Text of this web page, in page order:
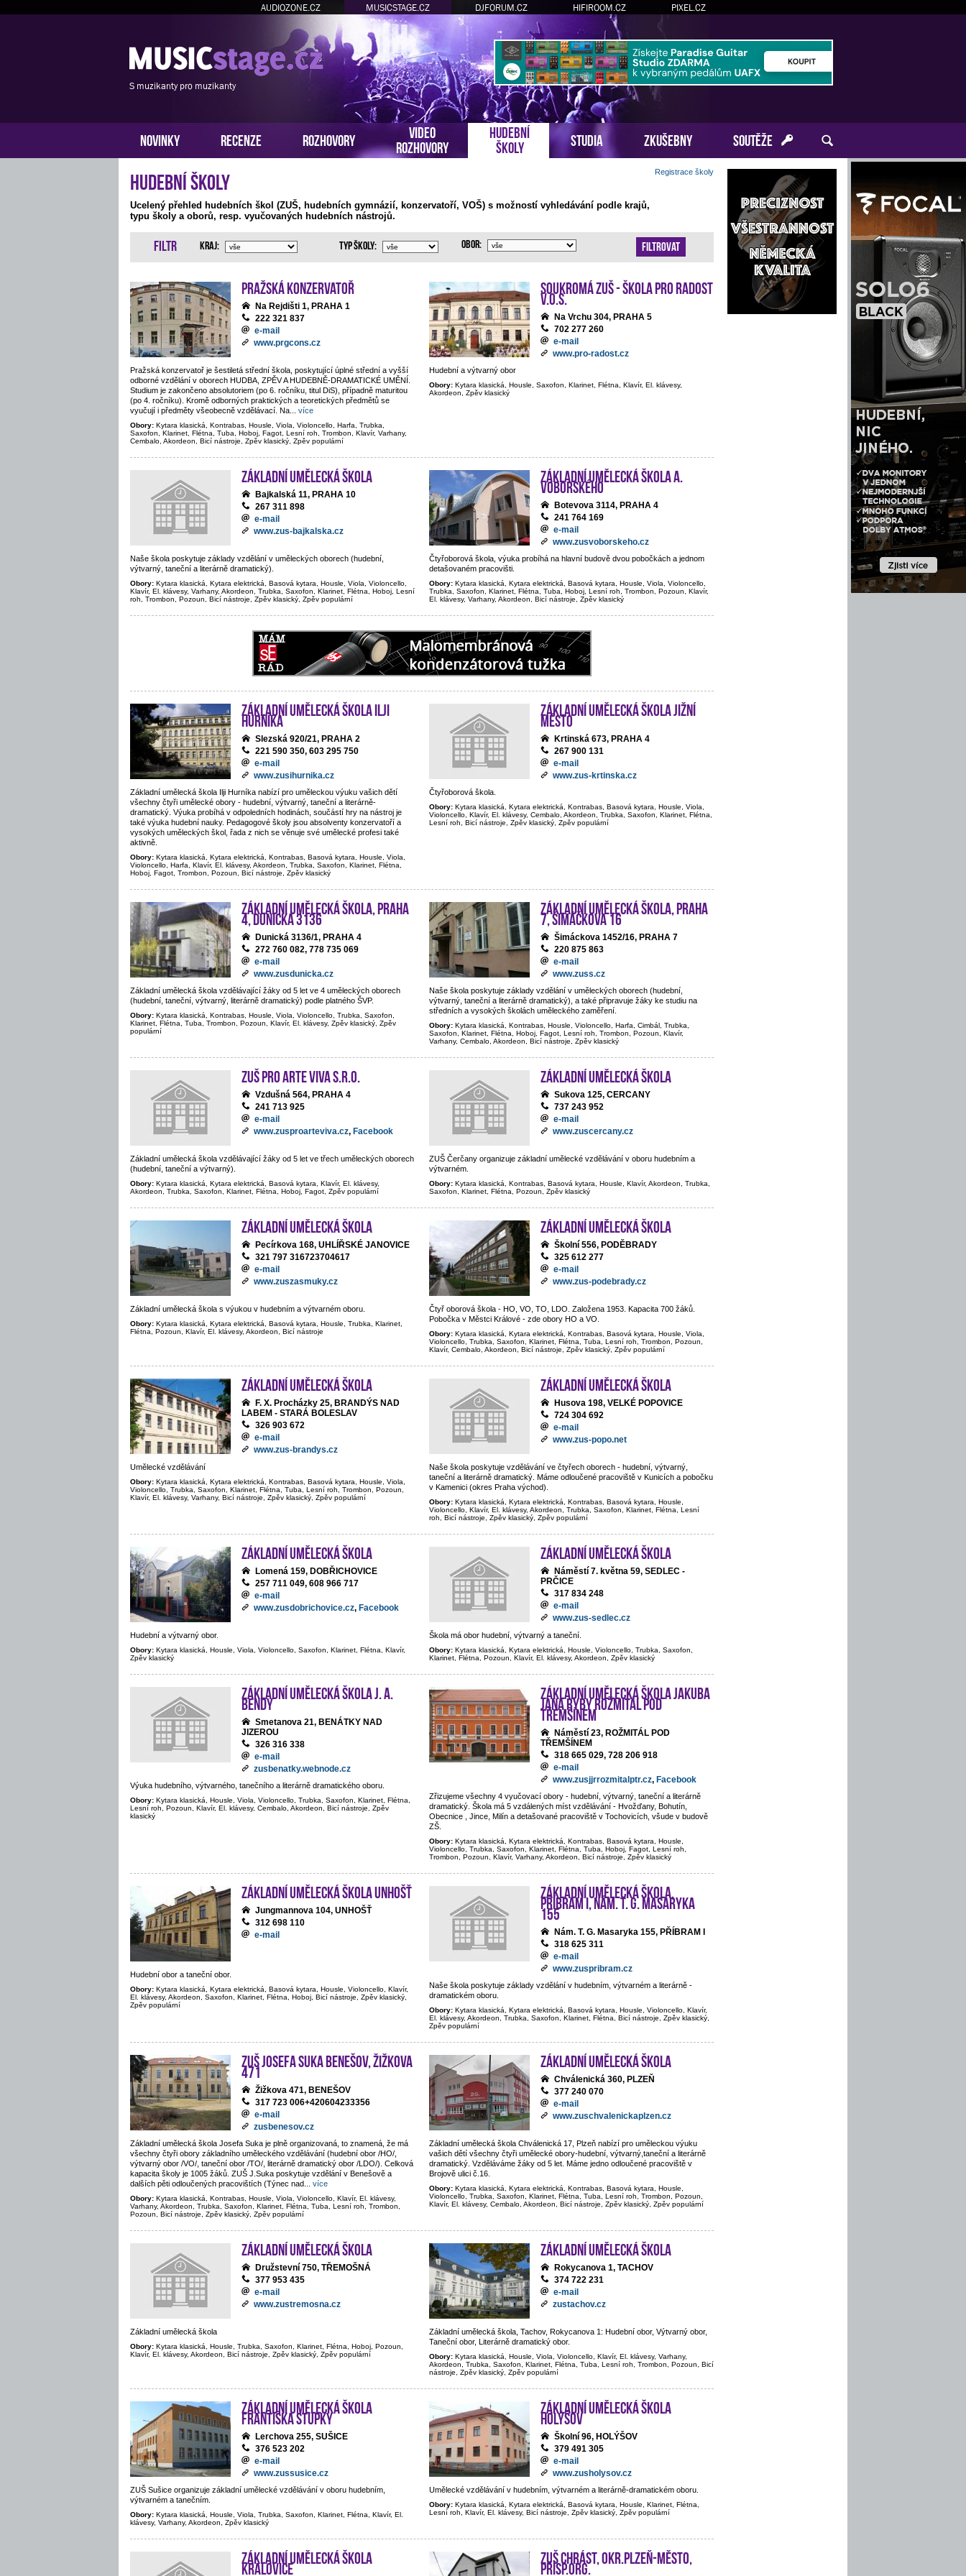
AUDIOZONE.CZ MUSICSTAGE.CZ DJFORUM.CZ HIFIROOM.CZ PIXEL.CZ
S muzikanty pro muzikanty
NOVINKY RECENZE ROZHOVORY
VIDEO
ROZHOVORY
HUDEBNÍ
ŠKOLY
STUDIA ZKUŠEBNY SOUTĚŽE
Hudební školy Registrace školy
Ucelený přehled hudebních škol (ZUŠ, hudebních gymnázií, konzervatoří, VOŠ) s možností vyhledávání podle krajů,
typu školy a oborů, resp. vyučovaných hudebních nástrojů.
Filtr Filtrovat
Kraj: Typ školy: Obor:
Pražská konzervatoř
Na Rejdišti 1, PRAHA 1
222 321 837
e-mail
www.prgcons.cz
Pražská konzervatoř je šestiletá střední škola, poskytující úplné střední a vyšší
odborné vzdělání v oborech HUDBA, ZPĚV A HUDEBNĚ-DRAMATICKÉ UMĚNÍ.
Studium je zakončeno absolutoriem (po 6. ročníku, titul DiS), případně maturitou
(po 4. ročníku). Kromě odborných praktických a teoretických předmětů se
vyučují i předměty všeobecně vzdělávací. Na
více
Obory: Kytara klasická, Kontrabas, Housle, Viola, Violoncello, Harfa, Trubka,
Saxofon, Klarinet, Flétna, Tuba, Hoboj, Fagot, Lesní roh, Trombon, Klavír, Varhany,
Cembalo, Akordeon, Bicí nástroje, Zpěv klasický, Zpěv populární
Soukromá ZUŠ - Škola pro radost
v.o.s.
Na Vrchu 304, PRAHA 5
702 277 260
e-mail
www.pro-radost.cz
Hudební a výtvarný obor
Obory: Kytara klasická, Housle, Saxofon, Klarinet, Flétna, Klavír, El. klávesy,
Akordeon, Zpěv klasický
Základní umělecká škola
Bajkalská 11, PRAHA 10
267 311 898
e-mail
www.zus-bajkalska.cz
Naše škola poskytuje základy vzdělání v uměleckých oborech (hudební,
výtvarný, taneční a literárně dramatický).
Obory: Kytara klasická, Kytara elektrická, Basová kytara, Housle, Viola, Violoncello,
Klavír, El. klávesy, Varhany, Akordeon, Trubka, Saxofon, Klarinet, Flétna, Hoboj, Lesní
roh, Trombon, Pozoun, Bicí nástroje, Zpěv klasický, Zpěv populární
Základní umělecká škola A.
Voborského
Botevova 3114, PRAHA 4
241 764 169
e-mail
www.zusvoborskeho.cz
Čtyřoborová škola, výuka probíhá na hlavní budově dvou pobočkách a jednom
detašovaném pracovišti.
Obory: Kytara klasická, Kytara elektrická, Basová kytara, Housle, Viola, Violoncello,
Trubka, Saxofon, Klarinet, Flétna, Tuba, Hoboj, Lesní roh, Trombon, Pozoun, Klavír,
El. klávesy, Varhany, Akordeon, Bicí nástroje, Zpěv klasický
Základní umělecká škola Ilji
Hurníka
Slezská 920/21, PRAHA 2
221 590 350, 603 295 750
e-mail
www.zusihurnika.cz
Základní umělecká škola Ilji Hurníka nabízí pro uměleckou výuku vašich dětí
všechny čtyři umělecké obory - hudební, výtvarný, taneční a literárně-
dramatický. Výuka probíhá v odpoledních hodinách, součástí hry na nástroj je
také výuka hudební nauky. Pedagogové školy jsou absolventy konzervatoří a
vysokých uměleckých škol, řada z nich se věnuje své umělecké profesi také
aktivně.
Obory: Kytara klasická, Kytara elektrická, Kontrabas, Basová kytara, Housle, Viola,
Violoncello, Harfa, Klavír, El. klávesy, Akordeon, Trubka, Saxofon, Klarinet, Flétna,
Hoboj, Fagot, Trombon, Pozoun, Bicí nástroje, Zpěv klasický
Základní umělecká škola Jižní
Město
Krtinská 673, PRAHA 4
267 900 131
e-mail
www.zus-krtinska.cz
Čtyřoborová škola.
Obory: Kytara klasická, Kytara elektrická, Kontrabas, Basová kytara, Housle, Viola,
Violoncello, Klavír, El. klávesy, Cembalo, Akordeon, Trubka, Saxofon, Klarinet, Flétna,
Lesní roh, Bicí nástroje, Zpěv klasický, Zpěv populární
Základní umělecká škola, Praha
4, Dunická 3136
Dunická 3136/1, PRAHA 4
272 760 082, 778 735 069
e-mail
www.zusdunicka.cz
Základní umělecká škola vzdělávající žáky od 5 let ve 4 uměleckých oborech
(hudební, taneční, výtvarný, literárně dramatický) podle platného ŠVP.
Obory: Kytara klasická, Kontrabas, Housle, Viola, Violoncello, Trubka, Saxofon,
Klarinet, Flétna, Tuba, Trombon, Pozoun, Klavír, El. klávesy, Zpěv klasický, Zpěv
populární
Základní umělecká škola, Praha
7, Šimáčkova 16
Šimáckova 1452/16, PRAHA 7
220 875 863
e-mail
www.zuss.cz
Naše škola poskytuje základy vzdělání v uměleckých oborech (hudební,
výtvarný, taneční a literárně dramatický), a také připravuje žáky ke studiu na
středních a vysokých školách uměleckého zaměření.
Obory: Kytara klasická, Kontrabas, Housle, Violoncello, Harfa, Cimbál, Trubka,
Saxofon, Klarinet, Flétna, Hoboj, Fagot, Lesní roh, Trombon, Pozoun, Klavír,
Varhany, Cembalo, Akordeon, Bicí nástroje, Zpěv klasický
ZUŠ PRO ARTE VIVA s.r.o.
Vzdušná 564, PRAHA 4
241 713 925
e-mail
www.zusproarteviva.cz, Facebook
Základní umělecká škola vzdělávající žáky od 5 let ve třech uměleckých oborech
(hudební, taneční a výtvarný).
Obory: Kytara klasická, Kytara elektrická, Basová kytara, Klavír, El. klávesy,
Akordeon, Trubka, Saxofon, Klarinet, Flétna, Hoboj, Fagot, Zpěv populární
Základní umělecká škola
Sukova 125, CERCANY
737 243 952
e-mail
www.zuscercany.cz
ZUŠ Čerčany organizuje základní umělecké vzdělávání v oboru hudebním a
výtvarném.
Obory: Kytara klasická, Kontrabas, Basová kytara, Housle, Klavír, Akordeon, Trubka,
Saxofon, Klarinet, Flétna, Pozoun, Zpěv klasický
Základní umělecká škola
Pecírkova 168, UHLÍŘSKÉ JANOVICE
321 797 316723704617
e-mail
www.zuszasmuky.cz
Základní umělecká škola s výukou v hudebním a výtvarném oboru.
Obory: Kytara klasická, Kytara elektrická, Basová kytara, Housle, Trubka, Klarinet,
Flétna, Pozoun, Klavír, El. klávesy, Akordeon, Bicí nástroje
Základní umělecká škola
Školní 556, PODĚBRADY
325 612 277
e-mail
www.zus-podebrady.cz
Čtyř oborová škola - HO, VO, TO, LDO. Založena 1953. Kapacita 700 žáků.
Pobočka v Městci Králové - zde obory HO a VO.
Obory: Kytara klasická, Kytara elektrická, Kontrabas, Basová kytara, Housle, Viola,
Violoncello, Trubka, Saxofon, Klarinet, Flétna, Tuba, Lesní roh, Trombon, Pozoun,
Klavír, Cembalo, Akordeon, Bicí nástroje, Zpěv klasický, Zpěv populární
Základní umělecká škola
F. X. Procházky 25, BRANDÝS NAD
LABEM - STARÁ BOLESLAV
326 903 672
e-mail
www.zus-brandys.cz
Umělecké vzdělávání
Obory: Kytara klasická, Kytara elektrická, Kontrabas, Basová kytara, Housle, Viola,
Violoncello, Trubka, Saxofon, Klarinet, Flétna, Tuba, Lesní roh, Trombon, Pozoun,
Klavír, El. klávesy, Varhany, Bicí nástroje, Zpěv klasický, Zpěv populární
Základní umělecká škola
Husova 198, VELKÉ POPOVICE
724 304 692
e-mail
www.zus-popo.net
Naše škola poskytuje vzdělávání ve čtyřech oborech - hudební, výtvarný,
taneční a literárně dramatický. Máme odloučené pracoviště v Kunicích a pobočku
v Kamenici (okres Praha východ).
Obory: Kytara klasická, Kytara elektrická, Kontrabas, Basová kytara, Housle,
Violoncello, Klavír, El. klávesy, Akordeon, Trubka, Saxofon, Klarinet, Flétna, Lesní
roh, Bicí nástroje, Zpěv klasický, Zpěv populární
Základní umělecká škola
Lomená 159, DOBŘICHOVICE
257 711 049, 608 966 717
e-mail
www.zusdobrichovice.cz, Facebook
Hudební a výtvarný obor.
Obory: Kytara klasická, Housle, Viola, Violoncello, Saxofon, Klarinet, Flétna, Klavír,
Zpěv klasický
Základní umělecká škola
Náměstí 7. května 59, SEDLEC -
PRČICE
317 834 248
e-mail
www.zus-sedlec.cz
Škola má obor hudební, výtvarný a taneční.
Obory: Kytara klasická, Kytara elektrická, Housle, Violoncello, Trubka, Saxofon,
Klarinet, Flétna, Pozoun, Klavír, El. klávesy, Akordeon, Zpěv klasický
Základní umělecká škola J. A.
Bendy
Smetanova 21, BENÁTKY NAD
JIZEROU
326 316 338
e-mail
zusbenatky.webnode.cz
Výuka hudebního, výtvarného, tanečního a literárně dramatického oboru.
Obory: Kytara klasická, Housle, Viola, Violoncello, Trubka, Saxofon, Klarinet, Flétna,
Lesní roh, Pozoun, Klavír, El. klávesy, Cembalo, Akordeon, Bicí nástroje, Zpěv
klasický
Základní umělecká škola Jakuba
Jana Ryby Rožmitál pod
Třemšínem
Náměstí 23, ROŽMITÁL POD
TŘEMŠÍNEM
318 665 029, 728 206 918
e-mail
www.zusjjrrozmitalptr.cz, Facebook
Zřizujeme všechny 4 vyučovací obory - hudební, výtvarný, taneční a literárně
dramatický. Škola má 5 vzdálených míst vzdělávání - Hvožďany, Bohutín,
Obecnice , Jince, Milín a detašované pracoviště v Tochovicích, všude v budově
ZŠ.
Obory: Kytara klasická, Kytara elektrická, Kontrabas, Basová kytara, Housle,
Violoncello, Trubka, Saxofon, Klarinet, Flétna, Tuba, Hoboj, Fagot, Lesní roh,
Trombon, Pozoun, Klavír, Varhany, Akordeon, Bicí nástroje, Zpěv klasický
Základní umělecká škola Unhošť
Jungmannova 104, UNHOŠŤ
312 698 110
e-mail
Hudební obor a taneční obor.
Obory: Kytara klasická, Kytara elektrická, Basová kytara, Housle, Violoncello, Klavír,
El. klávesy, Akordeon, Saxofon, Klarinet, Flétna, Hoboj, Bicí nástroje, Zpěv klasický,
Zpěv populární
Základní umělecká škola,
Příbram I, nám. T. G. Masaryka
155
Nám. T. G. Masaryka 155, PŘÍBRAM I
318 625 311
e-mail
www.zuspribram.cz
Naše škola poskytuje základy vzdělání v hudebním, výtvarném a literárně -
dramatickém oboru.
Obory: Kytara klasická, Kytara elektrická, Basová kytara, Housle, Violoncello, Klavír,
El. klávesy, Akordeon, Trubka, Saxofon, Klarinet, Flétna, Bicí nástroje, Zpěv klasický,
Zpěv populární
ZUŠ Josefa Suka Benešov, Žižkova
471
Žižkova 471, BENEŠOV
317 723 006+420604233356
e-mail
zusbenesov.cz
Základní umělecká škola Josefa Suka je plně organizovaná, to znamená, že má
všechny čtyři obory základního uměleckého vzdělávání (hudební obor /HO/,
výtvarný obor /VO/, taneční obor /TO/, literárně dramatický obor /LDO/). Celková
kapacita školy je 1005 žáků. ZUŠ J.Suka poskytuje vzdělání v Benešově a
dalších pěti odloučených pracovištích (Týnec nad
více
Obory: Kytara klasická, Kontrabas, Housle, Viola, Violoncello, Klavír, El. klávesy,
Varhany, Akordeon, Trubka, Saxofon, Klarinet, Flétna, Tuba, Lesní roh, Trombon,
Pozoun, Bicí nástroje, Zpěv klasický, Zpěv populární
Základní umělecká škola
Chválenická 360, PLZEŇ
377 240 070
e-mail
www.zuschvalenickaplzen.cz
Základní umělecká škola Chválenická 17, Plzeň nabízí pro uměleckou výuku
vašich dětí všechny čtyři umělecké obory-hudební, výtvarný,taneční a literárně
dramatický. Vzděláváme žáky od 5 let. Máme jedno odloučené pracoviště v
Brojově ulici č.16.
Obory: Kytara klasická, Kytara elektrická, Kontrabas, Basová kytara, Housle,
Violoncello, Trubka, Saxofon, Klarinet, Flétna, Tuba, Lesní roh, Trombon, Pozoun,
Klavír, El. klávesy, Cembalo, Akordeon, Bicí nástroje, Zpěv klasický, Zpěv populární
Základní umělecká škola
Družstevní 750, TŘEMOŠNÁ
377 953 435
e-mail
www.zustremosna.cz
Základní umělecká škola
Obory: Kytara klasická, Housle, Trubka, Saxofon, Klarinet, Flétna, Hoboj, Pozoun,
Klavír, El. klávesy, Akordeon, Bicí nástroje, Zpěv klasický, Zpěv populární
Základní umělecká škola
Rokycanova 1, TACHOV
374 722 231
e-mail
zustachov.cz
Základní umělecká škola, Tachov, Rokycanova 1: Hudební obor, Výtvarný obor,
Taneční obor, Literárně dramatický obor.
Obory: Kytara klasická, Housle, Viola, Violoncello, Klavír, El. klávesy, Varhany,
Akordeon, Trubka, Saxofon, Klarinet, Flétna, Tuba, Lesní roh, Trombon, Pozoun, Bicí
nástroje, Zpěv klasický, Zpěv populární
Základní umělecká škola
Františka Stupky
Lerchova 255, SUŠICE
376 523 202
e-mail
www.zussusice.cz
ZUŠ Sušice organizuje základní umělecké vzdělávání v oboru hudebním,
výtvarném a tanečním.
Obory: Kytara klasická, Housle, Viola, Trubka, Saxofon, Klarinet, Flétna, Klavír, El.
klávesy, Varhany, Akordeon, Zpěv klasický
Základní umělecká škola
Holýšov
Školní 96, HOLÝŠOV
379 491 305
e-mail
www.zusholysov.cz
Umělecké vzdělávání v hudebním, výtvarném a literárně-dramatickém oboru.
Obory: Kytara klasická, Kytara elektrická, Basová kytara, Housle, Klarinet, Flétna,
Lesní roh, Klavír, El. klávesy, Bicí nástroje, Zpěv klasický, Zpěv populární
Základní umělecká škola
Kralovice
ZUŠ Chrást, okr.Plzeň-město,
přísp.org.